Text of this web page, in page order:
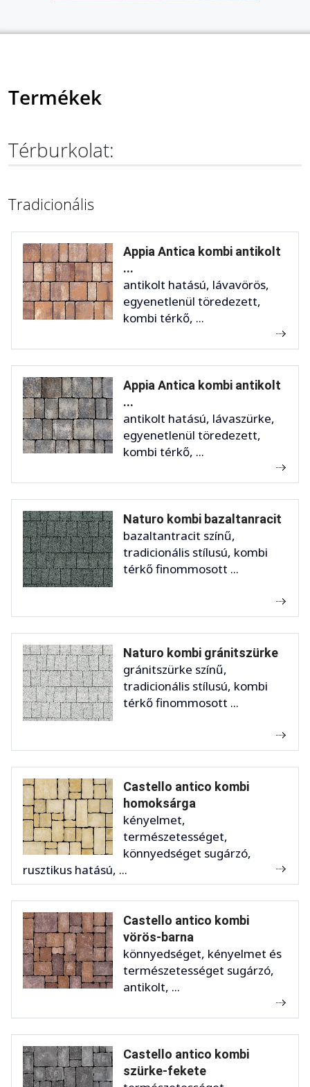
Termékek
Térburkolat:
Tradicionális
Appia Antica kombi antikolt
...
antikolt hatású, lávavörös,
egyenetlenül töredezett,
kombi térkő, ...
Appia Antica kombi antikolt
...
antikolt hatású, lávaszürke,
egyenetlenül töredezett,
kombi térkő, ...
Naturo kombi bazaltanracit
bazaltantracit színű,
tradicionális stílusú, kombi
térkő finommosott ...
Naturo kombi gránitszürke
gránitszürke színű,
tradicionális stílusú, kombi
térkő finommosott ...
Castello antico kombi
homoksárga
kényelmet,
természetességet,
könnyedséget sugárzó,
rusztikus hatású, ...
Castello antico kombi
vörös-barna
könnyedséget, kényelmet és
természetességet sugárzó,
antikolt, ...
Castello antico kombi
szürke-fekete